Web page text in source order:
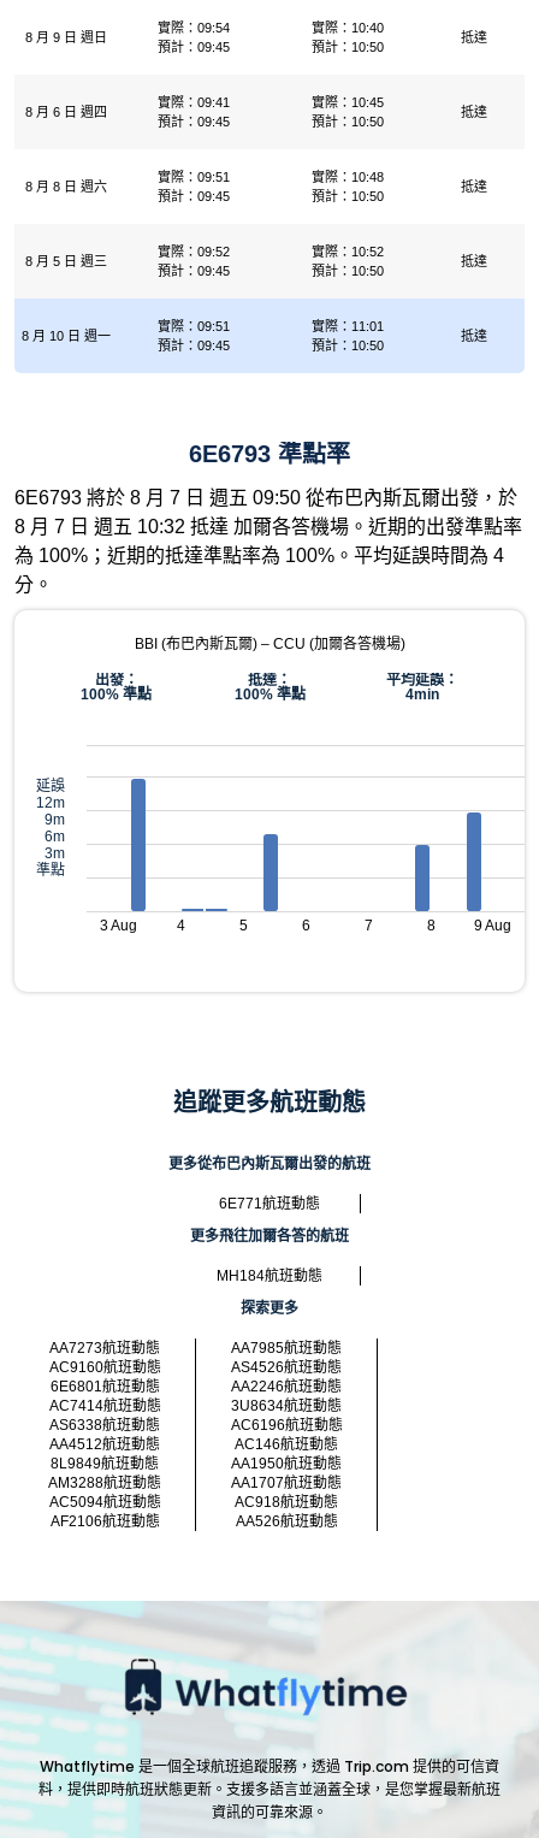
8 月 9 日 週日
實際：09:54
預計：09:45
實際：10:40
預計：10:50
抵達
8 月 6 日 週四
實際：09:41
預計：09:45
實際：10:45
預計：10:50
抵達
8 月 8 日 週六
實際：09:51
預計：09:45
實際：10:48
預計：10:50
抵達
8 月 5 日 週三
實際：09:52
預計：09:45
實際：10:52
預計：10:50
抵達
8 月 10 日 週一
實際：09:51
預計：09:45
實際：11:01
預計：10:50
抵達
6E6793 準點率
6E6793 將於 8 月 7 日 週五 09:50 從布巴內斯瓦爾出發，於
8 月 7 日 週五 10:32 抵達 加爾各答機場。近期的出發準點率
為 100%；近期的抵達準點率為 100%。平均延誤時間為 4
分。
BBI (布巴內斯瓦爾) – CCU (加爾各答機場)
出發：
100% 準點
抵達：
100% 準點
平均延誤：
4min
延誤
12m
9m
6m
3m
準點
3 Aug 4 5 6 7 8 9 Aug
追蹤更多航班動態
更多從布巴內斯瓦爾出發的航班
6E771航班動態
更多飛往加爾各答的航班
MH184航班動態
探索更多
AA7273航班動態
AA7985航班動態
AC9160航班動態
AS4526航班動態
6E6801航班動態
AA2246航班動態
AC7414航班動態
3U8634航班動態
AS6338航班動態
AC6196航班動態
AA4512航班動態
AC146航班動態
8L9849航班動態
AA1950航班動態
AM3288航班動態
AA1707航班動態
AC5094航班動態
AC918航班動態
AF2106航班動態
AA526航班動態
Whatflytime 是一個全球航班追蹤服務，透過 Trip.com 提供的可信資
料，提供即時航班狀態更新。支援多語言並涵蓋全球，是您掌握最新航班
資訊的可靠來源。